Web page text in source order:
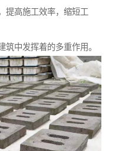
提高施工效率，缩短工
中发挥着的多重作用。